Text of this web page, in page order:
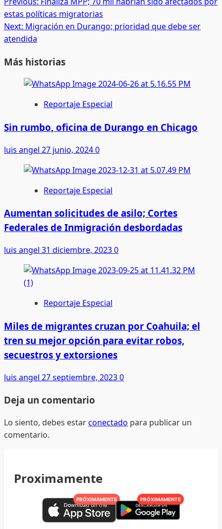
Post
navigation
estas políticas migratorias
Next: Migración en Durango; prioridad que debe ser
atendida
Más historias
Reportaje Especial
Sin rumbo, oficina de Durango en Chicago
luis angel 27 junio, 20240
Reportaje Especial
Aumentan solicitudes de asilo; Cortes
Federales de Inmigración desbordadas
luis angel 31 diciembre, 20230
Reportaje Especial
Miles de migrantes cruzan por Coahuila; el
tren su mejor opción para evitar robos,
secuestros y extorsiones
luis angel 27 septiembre, 20230
Deja un comentario
Lo siento, debes estarconectado para publicar un
comentario.
Proximamente
PRÓXIMAMENTE PRÓXIMAMENTE